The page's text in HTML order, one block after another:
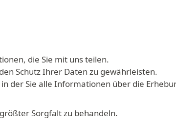
die Sie mit uns teilen.
Schutz Ihrer Daten zu gewährleisten.
der Sie alle Informationen über die
Sorgfalt zu behandeln.